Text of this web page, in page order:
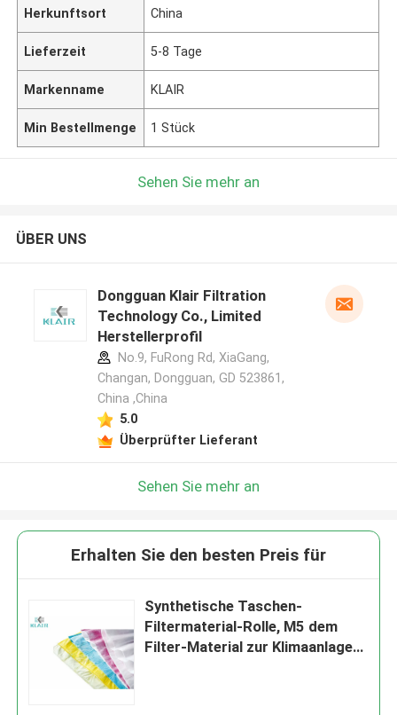
Herkunftsort China
Lieferzeit 5-8 Tage
Markenname KLAIR
Min Bestellmenge 1 Stück
Sehen Sie mehr an
ÜBER UNS
Dongguan Klair Filtration
Technology Co., Limited
Herstellerprofil
No.9, FuRong Rd, XiaGang,
Changan, Dongguan, GD 523861,
China ,China
5.0
Überprüfter Lieferant
Sehen Sie mehr an
Erhalten Sie den besten Preis für
Synthetische Taschen-
Filtermaterial-Rolle, M5 dem
Filter-Material zur Klimaanlagen-